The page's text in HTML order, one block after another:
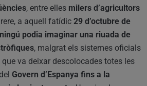
, entre elles milers d’agricultors
a aquell fatídic 29 d’octubre de
ningú podia imaginar una riuada de
, malgrat els sistemes oficials
va deixar descolocades totes les
Govern d’Espanya fins a la